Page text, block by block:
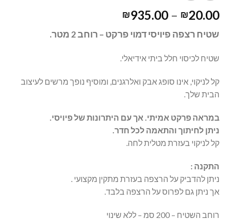
₪20.00
–
₪935.00
שטיח רצפה פיויסי דמוי פרקט – רוחב 2 מטר.
שטיח לכיסוי חלל ביתי אידיאלי.
קל לניקוי, אינו סופג אבק ואלרגנים, ומוסיף נופך מרשים לעיצוב
הבית שלך.
במראה פרקט אמיתי. אך עם היתרונות של פיויסי.
ניתן לחיתוך והתאמה לכל חדר.
קל לניקוי בעזרת מטלית לחה.
התקנה :
ניתן להדביק על הרצפה בעזרת מתקין מקצועי .
אך ניתן גם לפרוס על הרצפה בלבד.
רוחב השטיח – 200 סמ – ללא שינוי